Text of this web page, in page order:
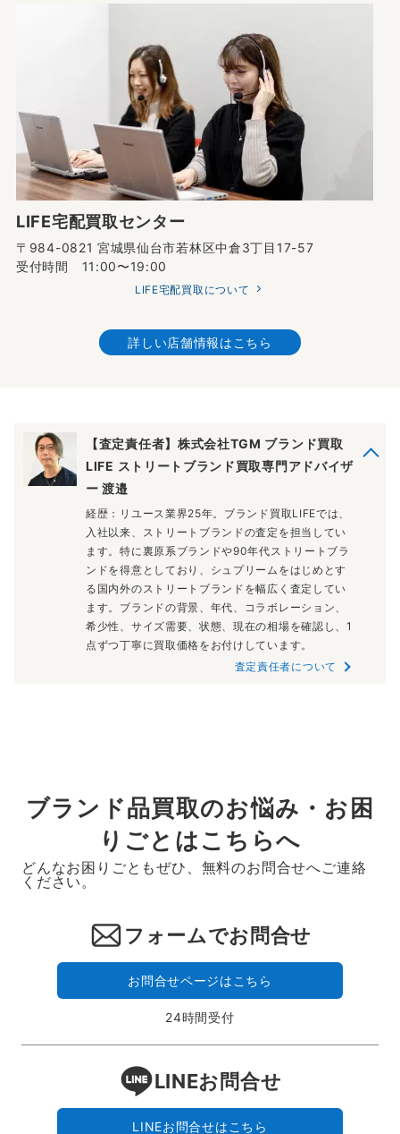
LIFE宅配買取センター
〒984-0821 宮城県仙台市若林区中倉3丁目17-57
受付時間 11:00〜19:00
LIFE宅配買取について
詳しい店舗情報はこちら
【査定責任者】株式会社TGM ブランド買取
LIFE ストリートブランド買取専門アドバイザ
ー 渡邉
経歴：リユース業界25年。ブランド買取LIFEでは、
入社以来、ストリートブランドの査定を担当してい
ます。特に裏原系ブランドや90年代ストリートブラ
ンドを得意としており、シュプリームをはじめとす
る国内外のストリートブランドを幅広く査定してい
ます。ブランドの背景、年代、コラボレーション、
希少性、サイズ需要、状態、現在の相場を確認し、1
点ずつ丁寧に買取価格をお付けしています。
査定責任者について
ブランド品買取のお悩み・お困
りごとはこちらへ
どんなお困りごともぜひ、無料のお問合せへご連絡
ください。
フォームでお問合せ
お問合せページはこちら
24時間受付
LINEお問合せ
LINEお問合せはこちら